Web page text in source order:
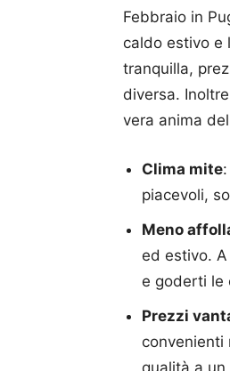
Febbraio in
caldo estivo e
tranquilla,
diversa.
vera anima
Clima mite
piacevoli,
Meno
ed estivo.
e goderti le
Prezzi
convenienti
qualità a